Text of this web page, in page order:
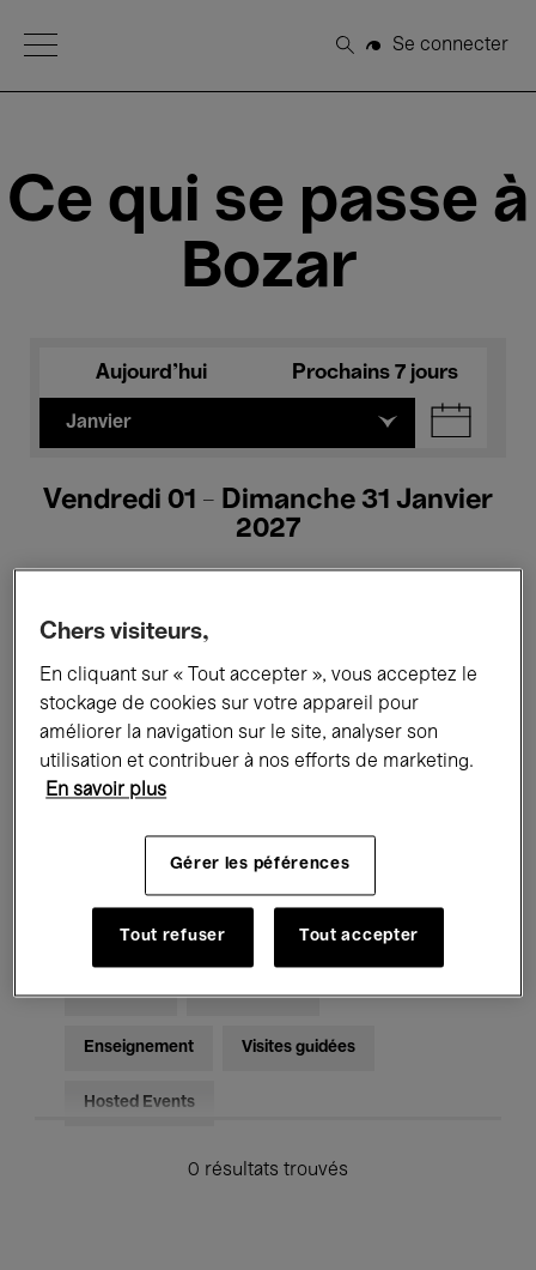
Open Menu
Rechercher
Se connecter
Ce qui se passe à
Bozar
Aujourd'hui Prochains 7 jours
Janvier
Vendredi 01 - Dimanche 31 Janvier
2027
Tous les événements Concerts
Expositions Films Performances
Rencontres & Débats
Musique classique Global Music
Musique électronique
Pour tous Kids’ Palace
Enseignement Visites guidées
Hosted Events
0 résultats trouvés
Chers visiteurs,
En cliquant sur « Tout accepter », vous acceptez le
stockage de cookies sur votre appareil pour
améliorer la navigation sur le site, analyser son
utilisation et contribuer à nos efforts de marketing.
En savoir plus
Gérer les péférences
Tout refuser Tout accepter